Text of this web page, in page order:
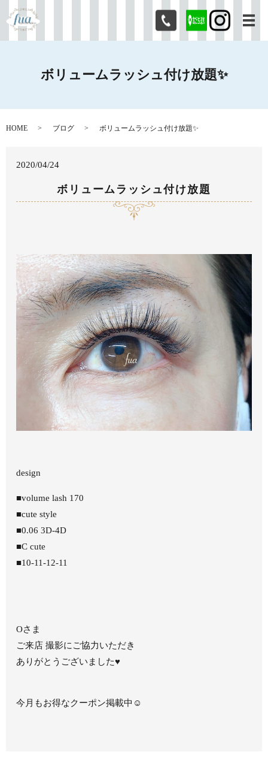
メ
ボリュームラッシュ付け放題✨
HOME ブログ ボリュームラッシュ付け放題✨
2020/04/24
ボリュームラッシュ付け放題
design
■volume lash 170
■cute style
■0.06 3D-4D
■C cute
■10-11-12-11
Oさま
ご来店 撮影にご協力いただき
ありがとうございました♥
今月もお得なクーポン掲載中☺